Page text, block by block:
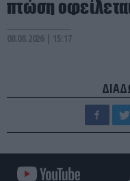
πτώση
08.08.2026 | 15:17